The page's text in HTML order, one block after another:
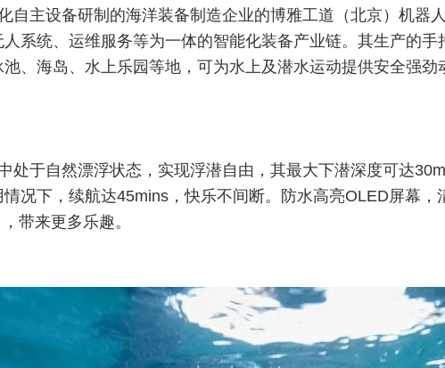
自主设备研制的海洋装备制造企业的博雅工道（北京）机器
系统、运维服务等为一体的智能化装备产业链。其生产的
、海岛、水上乐园等地，可为水上及潜水运动提供安全强劲
处于自然漂浮状态，实现浮潜自由，其最大下潜深度可达
况下，续航达45mins，快乐不间断。防水高亮OLED屏幕
带来更多乐趣。